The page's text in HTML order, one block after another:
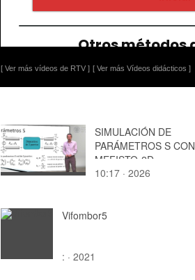
[ Ver más vídeos de RTV ] [ Ver más Vídeos didácticos ]
SIMULACIÓN DE
PARÁMETROS S CON
MEFISTO-2D
10:17 · 2026
Vifombor5
: · 2021